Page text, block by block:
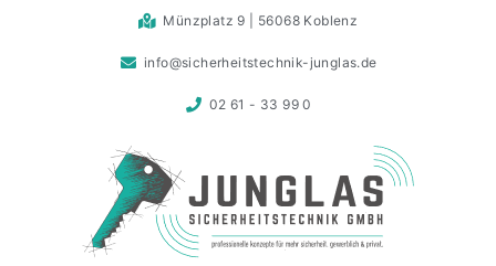
Münzplatz 9 | 56068 Koblenz
info@sicherheitstechnik-junglas.de
02 61 - 33 99 0